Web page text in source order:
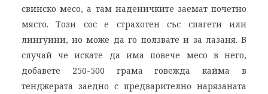
свинско месо, а там наденичките заемат почетно
място. Този сос е страхотен със спагети или
лингуини, но може да го ползвате и за лазаня. В
случай че искате да има повече месо в него,
добавете 250-500 грама говежда кайма в
тенджерата заедно с предварително нарязаната